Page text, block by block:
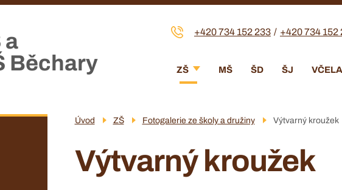
a
Běchary
+420 734 152 233 +420 734 152
Menu
ZŠ MŠ ŠD ŠJ
Úvod ZŠ Fotogalerie ze školy a družiny Výtvarný kroužek
Výtvarný kroužek